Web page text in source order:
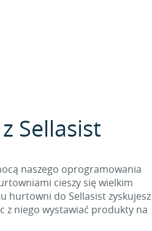
Sellasist
naszego oprogramowania
cieszy się wielkim
hurtowni do Sellasist zyskujesz
z niego wystawiać produkty na